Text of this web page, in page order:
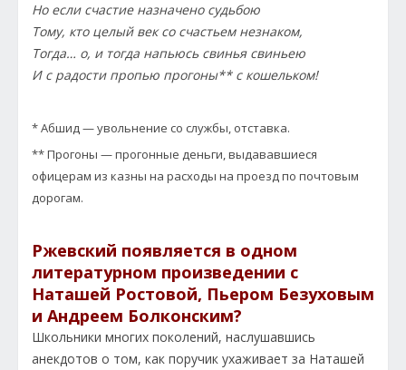
Но если счастие назначено судьбою
Тому, кто целый век со счастьем незнаком,
Тогда… о, и тогда напьюсь свинья свиньею
И с радости пропью прогоны** с кошельком!
* Абшид — увольнение со службы, отставка.
** Прогоны — прогонные деньги, выдававшиеся
офицерам из казны на расходы на проезд по почтовым
дорогам.
Ржевский появляется в одном
литературном произведении с
Наташей Ростовой, Пьером Безуховым
и Андреем Болконским?
Школьники многих поколений, наслушавшись
анекдотов о том, как поручик ухаживает за Наташей